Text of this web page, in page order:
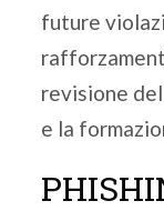
future
revisione
e la